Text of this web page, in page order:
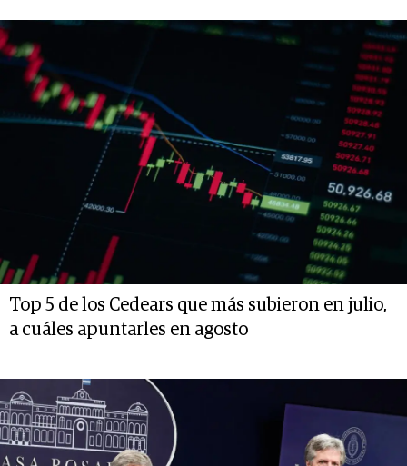
Top 5 de los Cedears que más subieron en julio,
a cuáles apuntarles en agosto